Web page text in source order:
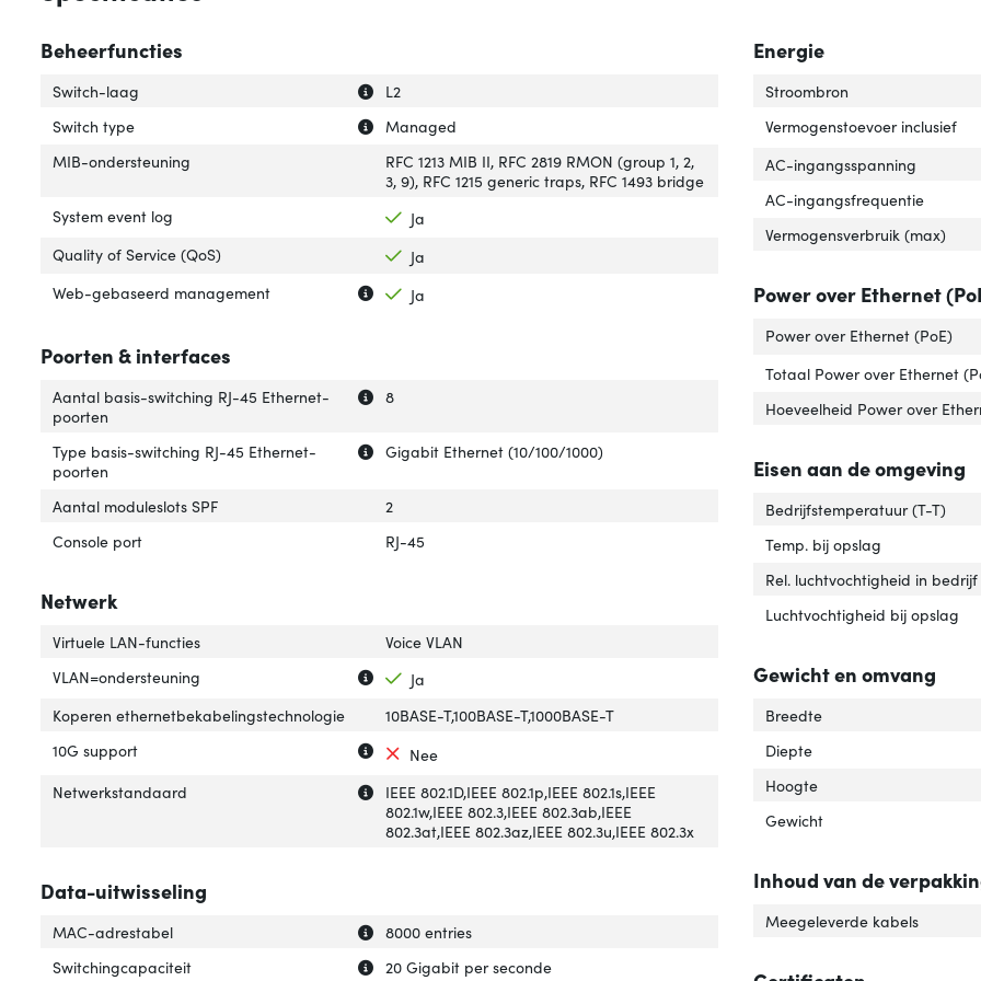
Beheerfuncties
Uitleg over 'Switch-laag'
Verberg uitleg over 'Switch-laag'
Switch-laag
L2
Uitleg over 'Switch type'
Verberg uitleg over 'Switch type'
Switch type
Managed
MIB-ondersteuning
RFC 1213 MIB II, RFC 2819 RMON (group 1, 2,
3, 9), RFC 1215 generic traps, RFC 1493 bridge
System event log
Ja
Quality of Service (QoS)
Ja
Uitleg over 'Web-gebaseerd management'
Verberg uitleg over 'Web-gebaseerd management'
Web-gebaseerd management Ja
Poorten & interfaces
Uitleg over 'Aantal basis-switching RJ-45 Ethernet-poorten'
Verberg uitleg over 'Aantal basis-switching RJ-45 Ethernet-poorten'
Aantal basis-switching RJ-45 Ethernet-
poorten
8
Uitleg over 'Type basis-switching RJ-45 Ethernet-poorten'
Verberg uitleg over 'Type basis-switching RJ-45 Ethernet-poorten'
Type basis-switching RJ-45 Ethernet-
poorten
Gigabit Ethernet (10/100/1000)
Aantal moduleslots SPF
2
Console port
RJ-45
Netwerk
Virtuele LAN-functies
Voice VLAN
Uitleg over 'VLAN=ondersteuning'
Verberg uitleg over 'VLAN=ondersteuning'
VLAN=ondersteuning
Ja
Koperen ethernetbekabelingstechnologie
10BASE-T,100BASE-T,1000BASE-T
Uitleg over '10G support'
Verberg uitleg over '10G support'
10G support
Nee
Uitleg over 'Netwerkstandaard'
Verberg uitleg over 'Netwerkstandaard'
Netwerkstandaard
IEEE 802.1D,IEEE 802.1p,IEEE 802.1s,IEEE
802.1w,IEEE 802.3,IEEE 802.3ab,IEEE
802.3at,IEEE 802.3az,IEEE 802.3u,IEEE 802.3x
Data-uitwisseling
Uitleg over 'MAC-adrestabel'
Verberg uitleg over 'MAC-adrestabel'
MAC-adrestabel
8000 entries
Uitleg over 'Switchingcapaciteit'
Verberg uitleg over 'Switchingcapaciteit'
Switchingcapaciteit 20 Gigabit per seconde
Energie
Stroombron
Vermogenstoevoer inclusief
AC-ingangsspanning
AC-ingangsfrequentie
Vermogensverbruik (max)
Power over Ethernet
Power over Ethernet (PoE)
Totaal Power over Ethernet
Hoeveelheid Power over
Eisen aan de omgeving
Bedrijfstemperatuur (T-T)
Temp. bij opslag
Rel. luchtvochtigheid in bedrijf
Luchtvochtigheid bij opslag
Gewicht en omvang
Breedte
Diepte
Hoogte
Gewicht
Inhoud van de
Meegeleverde kabels